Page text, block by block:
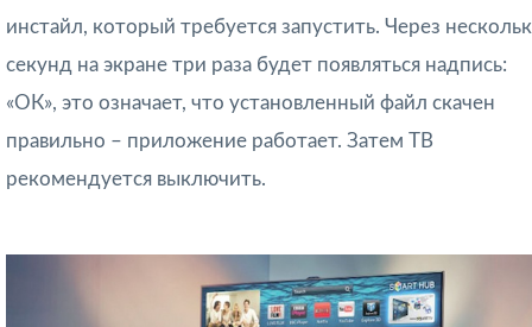
инстайл, который требуется запустить. Через
секунд на экране три раза будет появляться надпись:
«ОК», это означает, что установленный файл скачен
правильно – приложение работает. Затем ТВ
рекомендуется выключить.